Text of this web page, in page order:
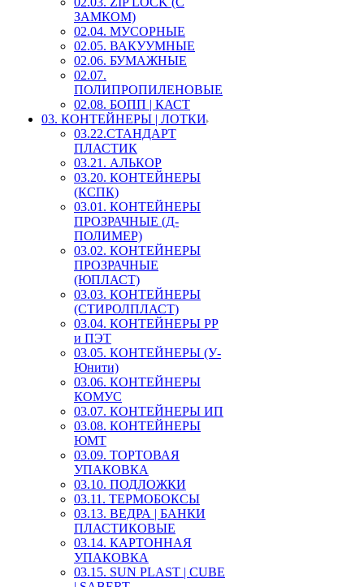
ЗАМКОМ)
02.04. МУСОРНЫЕ
02.05. ВАКУУМНЫЕ
02.06. БУМАЖНЫЕ
02.07.
ПОЛИПРОПИЛЕНОВЫЕ
02.08. БОПП | КАСТ
03. КОНТЕЙНЕРЫ | ЛОТКИ
03.22.СТАНДАРТ
ПЛАСТИК
03.21. АЛЬКОР
03.20. КОНТЕЙНЕРЫ
(КСПК)
03.01. КОНТЕЙНЕРЫ
ПРОЗРАЧНЫЕ (Д-
ПОЛИМЕР)
03.02. КОНТЕЙНЕРЫ
ПРОЗРАЧНЫЕ
(ЮПЛАСТ)
03.03. КОНТЕЙНЕРЫ
(СТИРОЛПЛАСТ)
03.04. КОНТЕЙНЕРЫ РР
и ПЭТ
03.05. КОНТЕЙНЕРЫ (У-
Юнити)
03.06. КОНТЕЙНЕРЫ
КОМУС
03.07. КОНТЕЙНЕРЫ ИП
03.08. КОНТЕЙНЕРЫ
ЮМТ
03.09. ТОРТОВАЯ
УПАКОВКА
03.10. ПОДЛОЖКИ
03.11. ТЕРМОБОКСЫ
03.13. ВЕДРА | БАНКИ
ПЛАСТИКОВЫЕ
03.14. КАРТОННАЯ
УПАКОВКА
03.15. SUN PLAST | CUBE